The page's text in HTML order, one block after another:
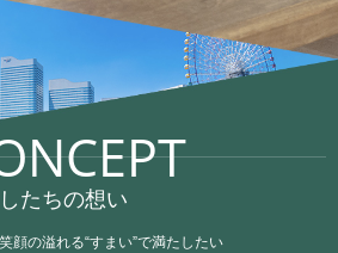
たちの想い
顔の溢れる“すまい”で満たしたい